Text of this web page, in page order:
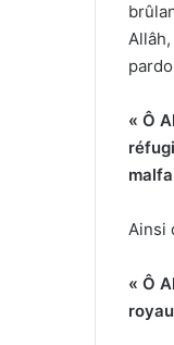
« Ô
Ainsi
« Ô